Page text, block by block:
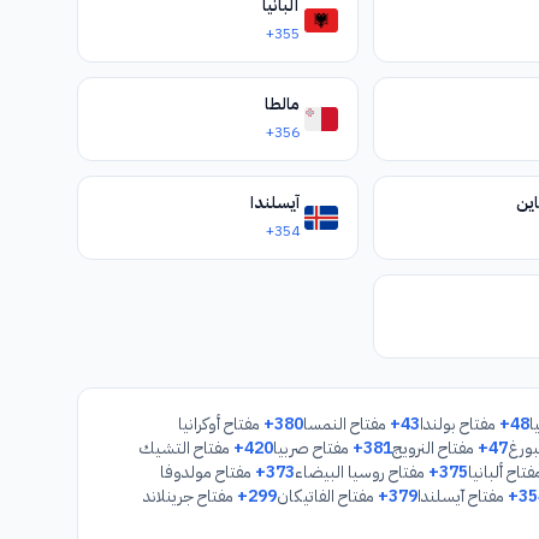
ألبانيا
+355
مالطا
+356
آيسلندا
+354
+48 مفتاح بولندا+43 مفتاح النمسا+380 مفتاح أوكرانيا
+47 مفتاح النرويج+381 مفتاح صربيا+420 مفتاح التشيك
ألبانيا+375 مفتاح روسيا البيضاء+373 مفتاح مولدوفا
مفتاح آيسلندا+379 مفتاح الفاتيكان+299 مفتاح جرينلاند